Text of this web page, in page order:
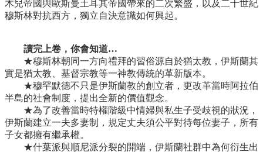
木兒帝國與歐斯曼土耳其帝國帶來的二次繁盛，以及二十世紀
穆斯林對抗西方，獨立自決意識如何興起。
讀完上卷，你會知道…
★穆斯林朝同一方向禮拜的習俗源自於猶太教，伊斯蘭其
實是猶太教、基督宗教等一神教傳統的革新版本。
★穆罕默德不只是伊斯蘭教的創立者，更改革當時阿拉伯
半島的社會制度，提出全新的價值觀念。
★為了改善當時特權階級中情婦與私生子受歧視的狀況，
伊斯蘭建立一夫多妻制，規定丈夫須公平對待每位妻子，所有
子女都擁有繼承權。
★什葉派與順尼派分裂的開端，伊斯蘭社群中為何衍生出